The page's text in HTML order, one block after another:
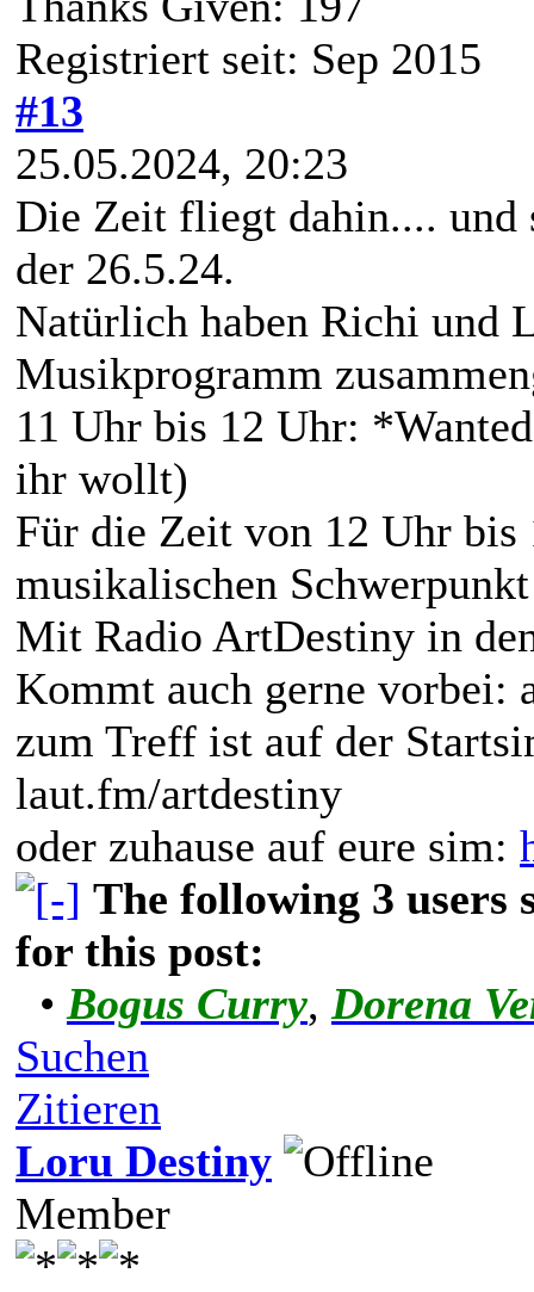
Registriert seit: Sep 2015
#13
25.05.2024, 20:23
Die Zeit fliegt dahin.... und
der 26.5.24.
Natürlich haben Richi und
Musikprogramm
11 Uhr bis 12 Uhr:
ihr wollt)
Für die Zeit von 12 Uhr bis
musikalischen
Mit Radio ArtDestiny in
Kommt auch gerne vorbei:
zum Treff ist auf der
laut.fm/artdestiny
oder zuhause auf eure sim:
The following 3 users
for this post:
• Bogus Curry, Dorena
Suchen
Zitieren
Loru Destiny
Member